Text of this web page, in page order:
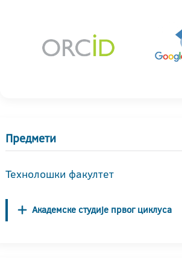
Предмети
Технолошки факултет
Академске студије првог циклуса